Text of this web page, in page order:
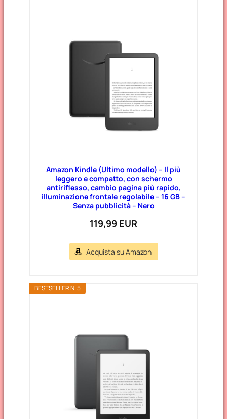
Amazon Kindle (Ultimo modello) – Il più
leggero e compatto, con schermo
antiriflesso, cambio pagina più rapido,
illuminazione frontale regolabile – 16 GB –
Senza pubblicità – Nero
119,99 EUR
Acquista su Amazon
BESTSELLER N. 5